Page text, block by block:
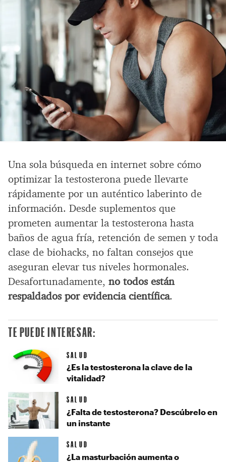
Una sola búsqueda en internet sobre cómo
optimizar la testosterona puede llevarte
rápidamente por un auténtico laberinto de
información. Desde suplementos que
prometen aumentar la testosterona hasta
baños de agua fría, retención de semen y toda
clase de biohacks, no faltan consejos que
aseguran elevar tus niveles hormonales.
Desafortunadamente, no todos están
respaldados por evidencia científica.
TE PUEDE INTERESAR:
SALUD
¿Es la testosterona la clave de la
vitalidad?
SALUD
¿Falta de testosterona? Descúbrelo en
un instante
SALUD
¿La masturbación aumenta o